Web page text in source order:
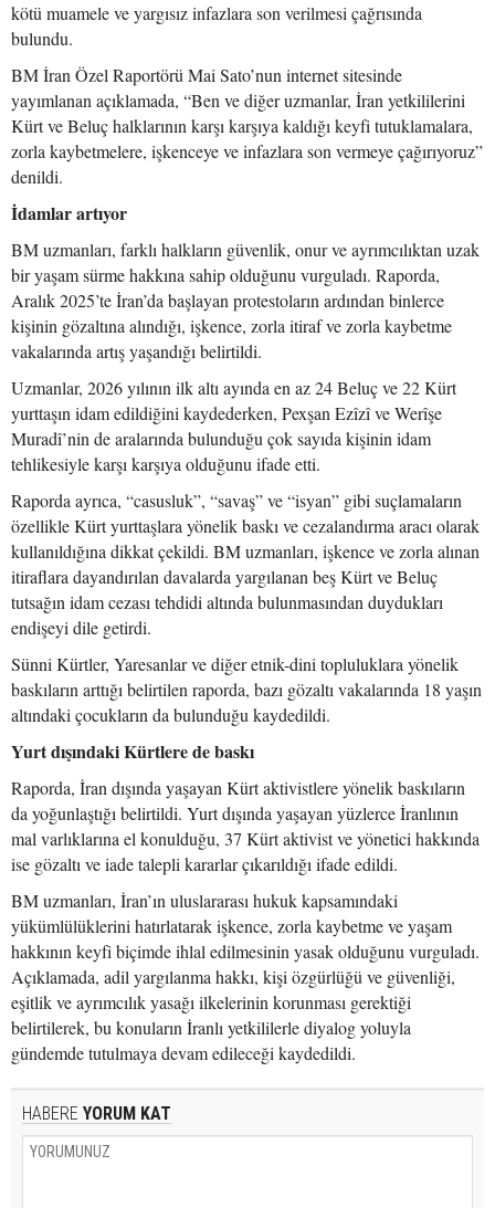
kötü muamele ve yargısız infazlara son verilmesi çağrısında
bulundu.
BM İran Özel Raportörü Mai Sato’nun internet sitesinde
yayımlanan açıklamada, “Ben ve diğer uzmanlar, İran yetkililerini
Kürt ve Beluç halklarının karşı karşıya kaldığı keyfi tutuklamalara,
zorla kaybetmelere, işkenceye ve infazlara son vermeye çağırıyoruz”
denildi.
İdamlar artıyor
BM uzmanları, farklı halkların güvenlik, onur ve ayrımcılıktan uzak
bir yaşam sürme hakkına sahip olduğunu vurguladı. Raporda,
Aralık 2025’te İran’da başlayan protestoların ardından binlerce
kişinin gözaltına alındığı, işkence, zorla itiraf ve zorla kaybetme
vakalarında artış yaşandığı belirtildi.
Uzmanlar, 2026 yılının ilk altı ayında en az 24 Beluç ve 22 Kürt
yurttaşın idam edildiğini kaydederken, Pexşan Ezîzî ve Werîşe
Muradî’nin de aralarında bulunduğu çok sayıda kişinin idam
tehlikesiyle karşı karşıya olduğunu ifade etti.
Raporda ayrıca, “casusluk”, “savaş” ve “isyan” gibi suçlamaların
özellikle Kürt yurttaşlara yönelik baskı ve cezalandırma aracı olarak
kullanıldığına dikkat çekildi. BM uzmanları, işkence ve zorla alınan
itiraflara dayandırılan davalarda yargılanan beş Kürt ve Beluç
tutsağın idam cezası tehdidi altında bulunmasından duydukları
endişeyi dile getirdi.
Sünni Kürtler, Yaresanlar ve diğer etnik-dini topluluklara yönelik
baskıların arttığı belirtilen raporda, bazı gözaltı vakalarında 18 yaşın
altındaki çocukların da bulunduğu kaydedildi.
Yurt dışındaki Kürtlere de baskı
Raporda, İran dışında yaşayan Kürt aktivistlere yönelik baskıların
da yoğunlaştığı belirtildi. Yurt dışında yaşayan yüzlerce İranlının
mal varlıklarına el konulduğu, 37 Kürt aktivist ve yönetici hakkında
ise gözaltı ve iade talepli kararlar çıkarıldığı ifade edildi.
BM uzmanları, İran’ın uluslararası hukuk kapsamındaki
yükümlülüklerini hatırlatarak işkence, zorla kaybetme ve yaşam
hakkının keyfi biçimde ihlal edilmesinin yasak olduğunu vurguladı.
Açıklamada, adil yargılanma hakkı, kişi özgürlüğü ve güvenliği,
eşitlik ve ayrımcılık yasağı ilkelerinin korunması gerektiği
belirtilerek, bu konuların İranlı yetkililerle diyalog yoluyla
gündemde tutulmaya devam edileceği kaydedildi.
HABERE YORUM KAT